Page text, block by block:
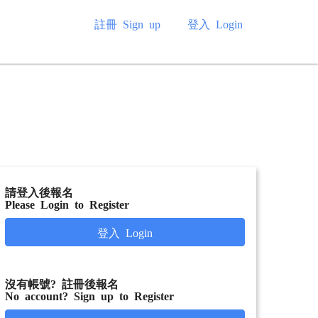
註冊 Sign up 登入 Login
請登入後報名
Please Login to Register
登入 Login
沒有帳號? 註冊後報名
No account? Sign up to Register